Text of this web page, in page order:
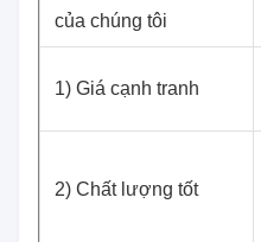
của chúng tôi
1) Giá cạnh tranh
2) Chất lượng tốt